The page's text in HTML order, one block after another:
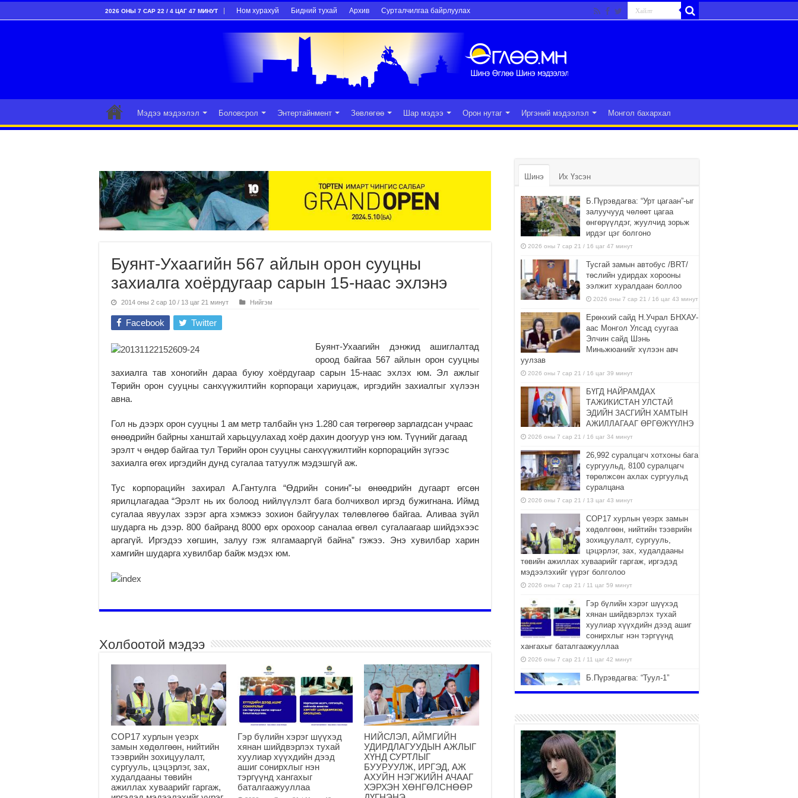
2026 ОНЫ 7 САР 22 / 4 ЦАГ 47 МИНУТ Ном хурахуй Бидний тухай Архив Сурталчилгаа байрлуулах
Мэдээ мэдээлэл Боловсрол Энтертайнмент Зөвлөгөө Шар мэдээ Орон нутаг Иргэний мэдээлэл Монгол бахархал
Буянт-Ухаагийн 567 айлын орон сууцны
захиалга хоёрдугаар сарын 15-наас эхлэнэ
2014 оны 2 сар 10 / 13 цаг 21 минут Нийгэм
Facebook Twitter
Буянт-Ухаагийн дэнжид ашиглалтад
ороод байгаа 567 айлын орон сууцны
захиалга тав хоногийн дараа буюу хоёрдугаар сарын 15-наас эхлэх юм. Эл ажлыг
Төрийн орон сууцны санхүүжилтийн корпораци хариуцаж, иргэдийн захиалгыг хүлээн
авна.
Гол нь дээрх орон сууцны 1 ам метр талбайн үнэ 1.280 сая төгрөгөөр зарлагдсан учраас
өнөөдрийн байрны ханштай харьцуулахад хоёр дахин доогуур үнэ юм. Түүнийг дагаад
эрэлт ч өндөр байгаа тул Төрийн орон сууцны санхүүжилтийн корпорацийн зүгээс
захиалга өгөх иргэдийн дунд сугалаа татуулж мэдэшгүй аж.
Тус корпорацийн захирал А.Гантулга “Өдрийн сонин”-ы өнөөдрийн дугаарт өгсөн
ярилцлагадаа “Эрэлт нь их болоод нийлүүлэлт бага болчихвол иргэд бужигнана. Иймд
сугалаа явуулах зэрэг арга хэмжээ зохион байгуулах төлөвлөгөө байгаа. Аливаа зүйл
шударга нь дээр. 800 байранд 8000 өрх орохоор саналаа өгвөл сугалаагаар шийдэхээс
аргагүй. Иргэдээ хөгшин, залуу гэж ялгамааргүй байна” гэжээ. Энэ хувилбар харин
хамгийн шударга хувилбар байж мэдэх юм.
Холбоотой мэдээ
COP17 хурлын үеэрх
замын хөдөлгөөн, нийтийн
тээврийн зохицуулалт,
сургууль, цэцэрлэг, зах,
худалдааны төвийн
ажиллах хуваарийг гаргаж,
Гэр бүлийн хэрэг шүүхэд
хянан шийдвэрлэх тухай
хуулиар хүүхдийн дээд
ашиг сонирхлыг нэн
тэргүүнд хангахыг
баталгаажууллаа
НИЙСЛЭЛ, АЙМГИЙН
УДИРДЛАГУУДЫН АЖЛЫГ
ХҮНД СУРТЛЫГ
БУУРУУЛЖ, ИРГЭД, АЖ
АХУЙН НЭГЖИЙН АЧААГ
ХЭРХЭН ХӨНГӨЛСНӨӨР
Шинэ Их Үзсэн
Б.Пүрэвдагва: “Урт цагаан”-ыг
залуучууд чөлөөт цагаа
өнгөрүүлдэг, жуулчид зорьж
ирдэг цэг болгоно
2026 оны 7 сар 21 / 16 цаг 47 минут
Тусгай замын автобус /BRT/
төслийн удирдах хорооны
ээлжит хуралдаан боллоо
2026 оны 7 сар 21 / 16 цаг 43 минут
Ерөнхий сайд Н.Учрал БНХАУ-
аас Монгол Улсад суугаа
Элчин сайд Шэнь
Миньжюанийг хүлээн авч
уулзав
2026 оны 7 сар 21 / 16 цаг 39 минут
БҮГД НАЙРАМДАХ
ТАЖИКИСТАН УЛСТАЙ
ЭДИЙН ЗАСГИЙН ХАМТЫН
АЖИЛЛАГААГ ӨРГӨЖҮҮЛНЭ
2026 оны 7 сар 21 / 16 цаг 34 минут
26,992 суралцагч хотхоны бага
сургуульд, 8100 суралцагч
төрөлжсөн ахлах сургуульд
суралцана
2026 оны 7 сар 21 / 13 цаг 43 минут
COP17 хурлын үеэрх замын
хөдөлгөөн, нийтийн тээврийн
зохицуулалт, сургууль,
цэцэрлэг, зах, худалдааны
төвийн ажиллах хуваарийг гаргаж, иргэдэд
мэдээлэхийг үүрэг болголоо
2026 оны 7 сар 21 / 11 цаг 59 минут
Гэр бүлийн хэрэг шүүхэд
хянан шийдвэрлэх тухай
хуулиар хүүхдийн дээд ашиг
сонирхлыг нэн тэргүүнд
хангахыг баталгаажууллаа
2026 оны 7 сар 21 / 11 цаг 42 минут
Б.Пүрэвдагва: “Туул-1”
2026 оны 7 сар 21 / 10 цаг 15 минут
НИЙСЛЭЛ, АЙМГИЙН
УДИРДЛАГУУДЫН АЖЛЫГ
ХҮНД СУРТЛЫГ БУУРУУЛЖ,
ИРГЭД, АЖ АХУЙН НЭГЖИЙН
АЧААГ ХЭРХЭН ХӨНГӨЛСНӨӨР ДҮГНЭНЭ